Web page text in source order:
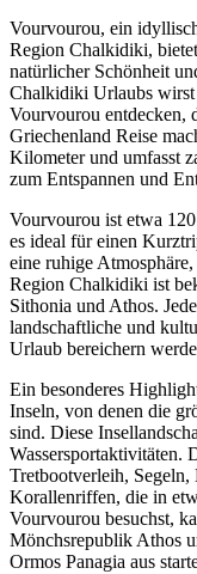
Vourvourou, ein
Region Chalkidiki,
natürlicher Schönheit
Chalkidiki Urlaubs wirst
Vourvourou entdecken,
Griechenland Reise
Kilometer und umfasst
zum Entspannen und
Vourvourou ist etwa
es ideal für einen
eine ruhige
Region Chalkidiki ist
Sithonia und Athos.
landschaftliche und
Urlaub bereichern
Ein besonderes
Inseln, von denen die
sind. Diese
Wassersportaktivitäten.
Tretbootverleih,
Korallenriffen, die in
Vourvourou besuchst,
Mönchsrepublik Athos
Ormos Panagia aus